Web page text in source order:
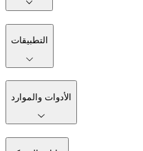
التطبيقات
الأدوات والموارد